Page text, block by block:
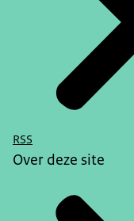
RSS
Over deze site